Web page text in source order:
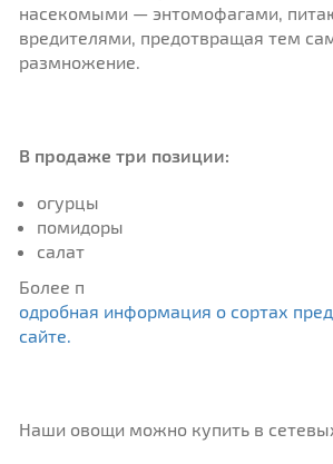
насекомыми — энтомофагами,
вредителями, предотвращая тем
размножение.
В продаже три позиции:
огурцы
помидоры
салат
Более п
одробная информация о сортах
сайте.
Наши овощи можно купить в